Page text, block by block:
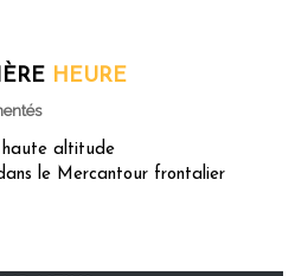
HEURE
haute altitude
le Mercantour frontalier